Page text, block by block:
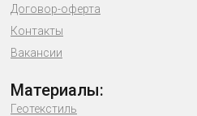
Договор-оферта
Контакты
Вакансии
Материалы:
Геотекстиль